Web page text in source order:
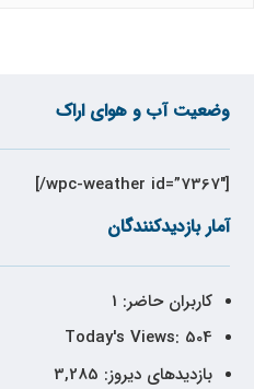
وضعیت آب و هوای اراک
[wpc-weather id=”7367″/]
آمار بازدیدکنندگان
کاربران حاضر: 1
Today's Views: 504
بازدیدهای دیروز: 3,285